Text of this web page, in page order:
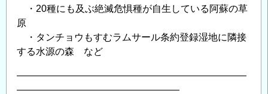
ス
講
募
・20種にも及ぶ絶滅危惧種が自生している阿蘇の草
原
・タンチョウもすむラムサール条約登録湿地に隣接
する水源の森 など
――――――――――――――――――――――――
―――――――――――――――――